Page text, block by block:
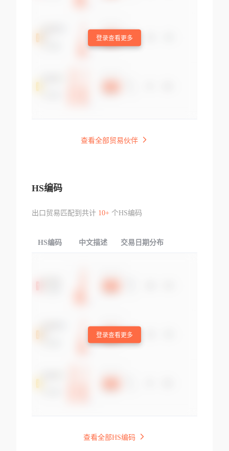
登录查看更多
查看全部贸易伙伴
HS编码
出口贸易匹配到共计 10+个HS编码
HS编码 中文描述 交易日期分布
登录查看更多
查看全部HS编码